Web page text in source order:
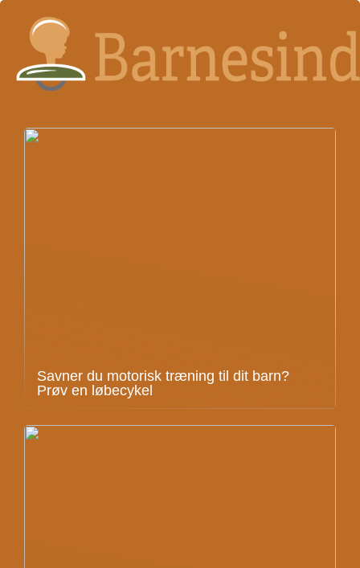
Savner du motorisk træning til dit barn?
Prøv en løbecykel